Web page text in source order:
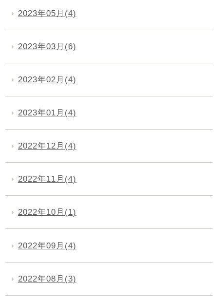
2023年05月(4)
2023年03月(6)
2023年02月(4)
2023年01月(4)
2022年12月(4)
2022年11月(4)
2022年10月(1)
2022年09月(4)
2022年08月(3)